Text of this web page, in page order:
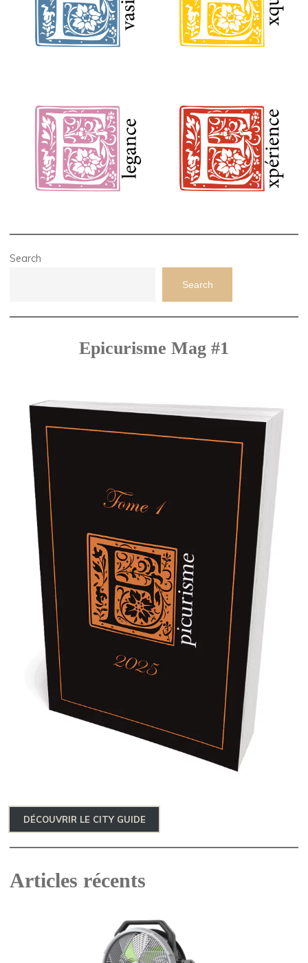
Search
Search
Epicurisme Mag #1
DÉCOUVRIR LE CITY GUIDE
Articles récents